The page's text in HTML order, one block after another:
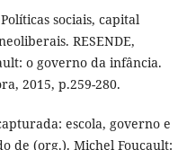
sociais, capital
RESENDE,
o governo da infância.
2015, p.259-280.
escola, governo e
de (org.). Michel Foucault: